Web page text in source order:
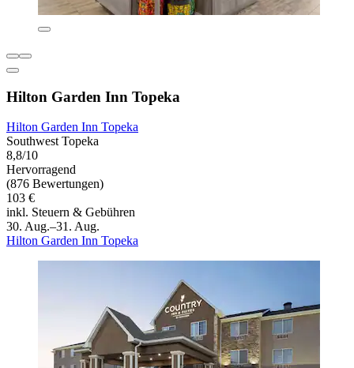
Hilton Garden Inn Topeka
Hilton Garden Inn Topeka
Southwest Topeka
8,8/10
Hervorragend
(876 Bewertungen)
103 €
inkl. Steuern & Gebühren
30. Aug.–31. Aug.
Hilton Garden Inn Topeka